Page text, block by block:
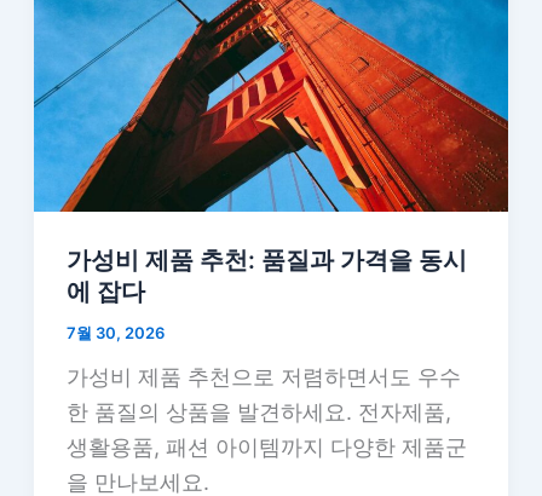
가성비 제품 추천: 품질과 가격을 동시
에 잡다
7월 30, 2026
가성비 제품 추천으로 저렴하면서도 우수
한 품질의 상품을 발견하세요. 전자제품,
생활용품, 패션 아이템까지 다양한 제품군
을 만나보세요.